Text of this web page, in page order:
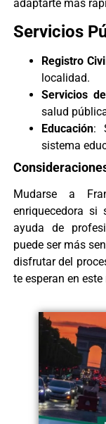
adaptarte más
Servicios
Registro Civil
localidad.
Servicios
salud
Educación:
sistema
Mudarse a
enriquecedora si
ayuda de
puede ser más
disfrutar del
te esperan en